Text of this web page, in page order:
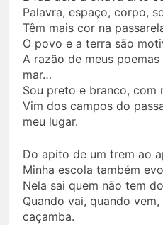
Palavra, espaço, corpo,
Têm mais cor na
O povo e a terra são
A razão de meus
mar…
Sou preto e branco, com
Vim dos campos do
meu lugar.
Do apito de um trem ao
Minha escola também
Nela sai quem não tem
Quando vai, quando
caçamba.